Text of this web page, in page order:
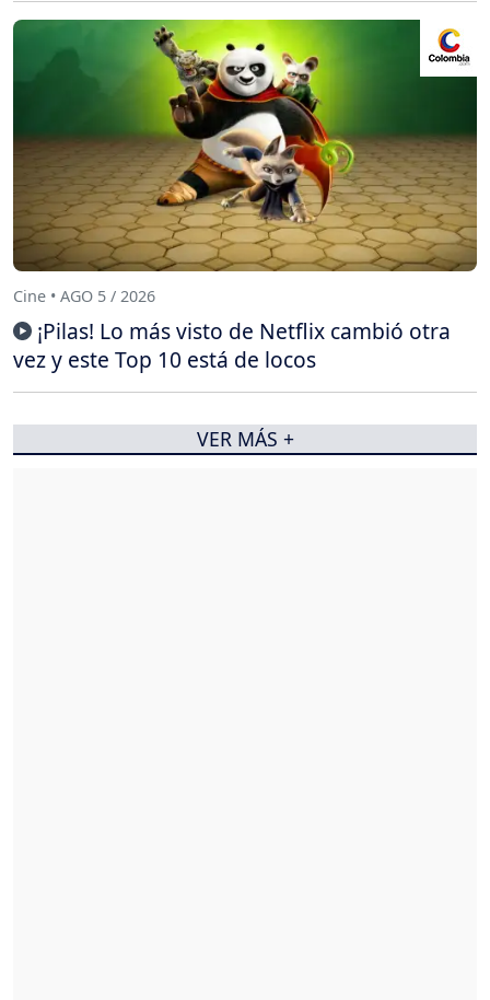
Cine • AGO 5 / 2026
¡Pilas! Lo más visto de Netflix cambió otra
vez y este Top 10 está de locos
VER MÁS +